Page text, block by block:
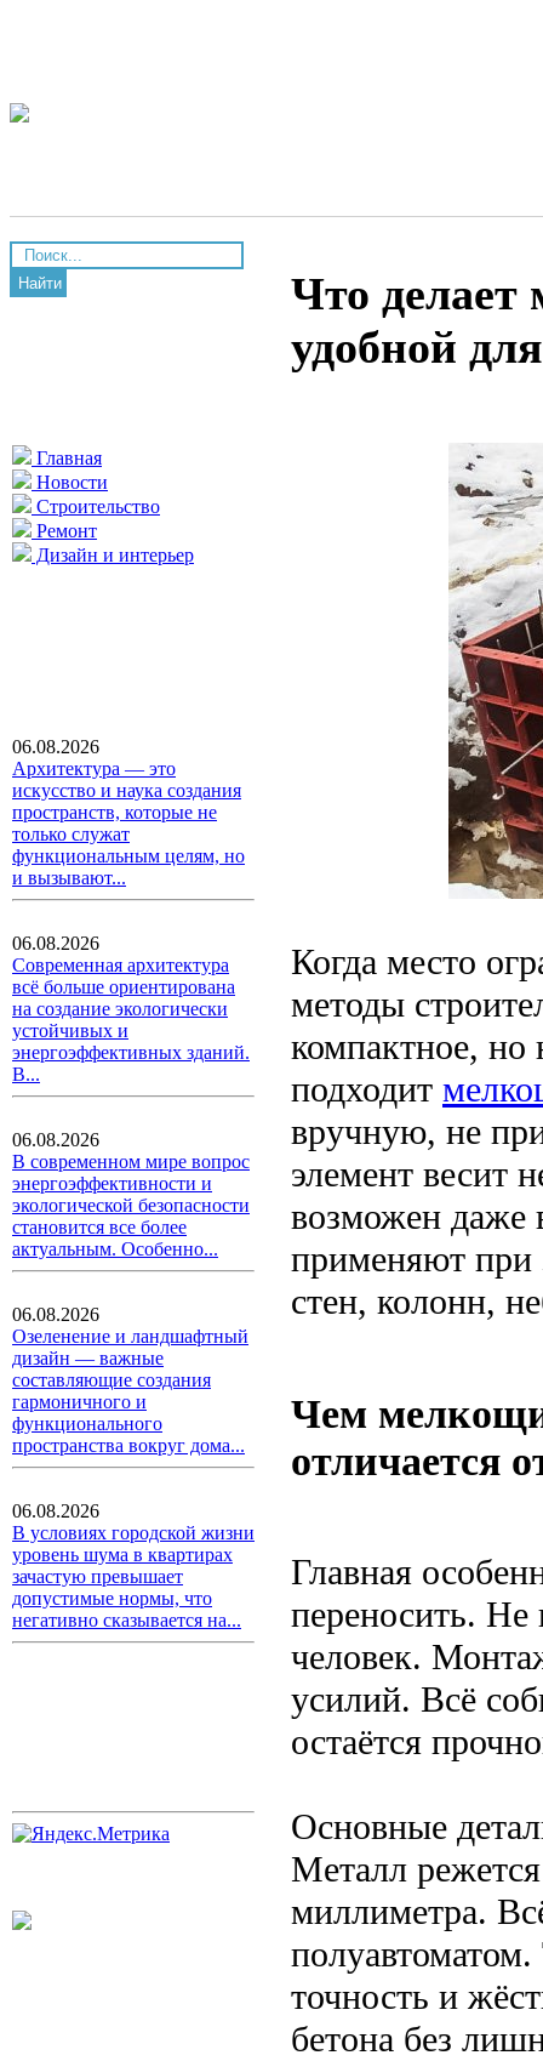
Найти
Главная
Новости
Строительство
Ремонт
Дизайн и интерьер
06.08.2026
Архитектура — это
искусство и наука создания
пространств, которые не
только служат
функциональным целям, но
и вызывают...
06.08.2026
Современная архитектура
всё больше ориентирована
на создание экологически
устойчивых и
энергоэффективных зданий.
В...
06.08.2026
В современном мире вопрос
энергоэффективности и
экологической безопасности
становится все более
актуальным. Особенно...
06.08.2026
Озеленение и ландшафтный
дизайн — важные
составляющие создания
гармоничного и
функционального
пространства вокруг дома...
06.08.2026
В условиях городской жизни
уровень шума в квартирах
зачастую превышает
допустимые нормы, что
негативно сказывается на...
Что делает
удобной
Когда место
методы
компактное, но
подходит
вручную, не
элемент весит
возможен даже
применяют при
стен, колонн,
Чем
отличается
Главная
переносить. Не
человек.
усилий. Всё
остаётся
Основные
Металл
миллиметра.
точность и
бетона без